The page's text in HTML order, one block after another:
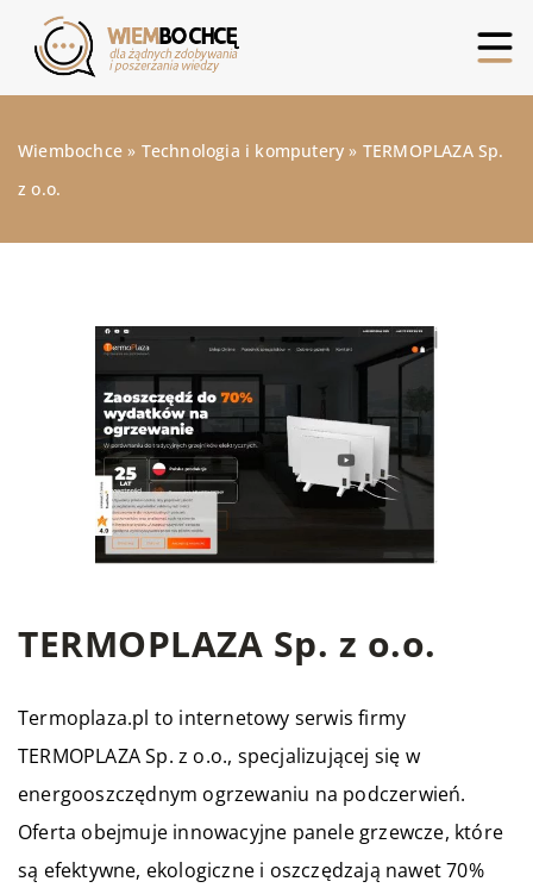
Wiembochce » Technologia i komputery » TERMOPLAZA Sp.
z o.o.
TERMOPLAZA Sp. z o.o.
Termoplaza.pl to internetowy serwis firmy
TERMOPLAZA Sp. z o.o., specjalizującej się w
energooszczędnym ogrzewaniu na podczerwień.
Oferta obejmuje innowacyjne panele grzewcze, które
są efektywne, ekologiczne i oszczędzają nawet 70%